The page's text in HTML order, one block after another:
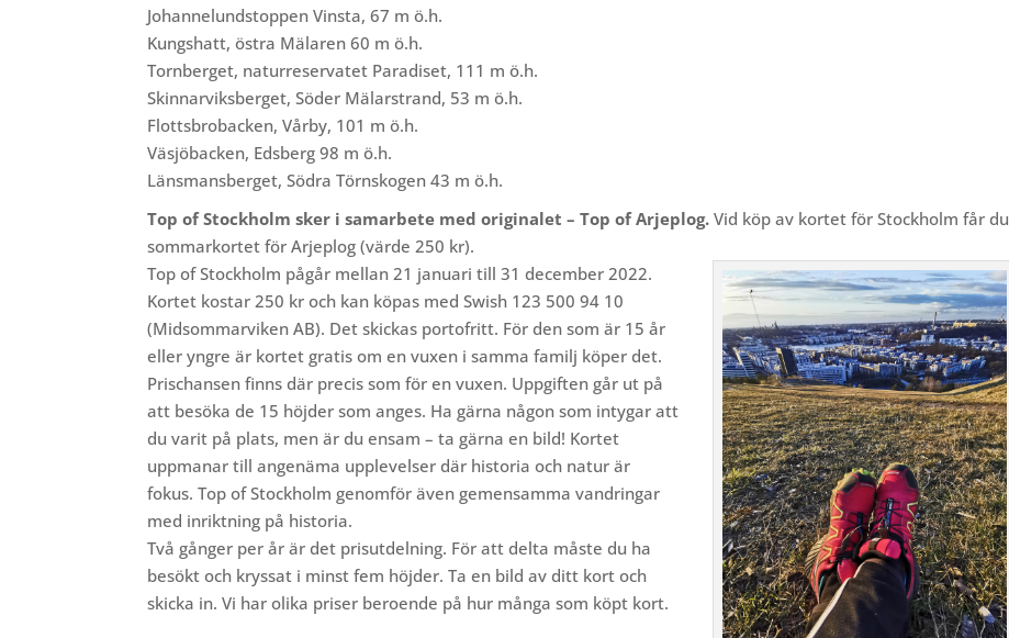
Johannelundstoppen Vinsta, 67 m ö.h.
Kungshatt, östra Mälaren 60 m ö.h.
Tornberget, naturreservatet Paradiset, 111 m ö.h.
Skinnarviksberget, Söder Mälarstrand, 53 m ö.h.
Flottsbrobacken, Vårby, 101 m ö.h.
Väsjöbacken, Edsberg 98 m ö.h.
Länsmansberget, Södra Törnskogen 43 m ö.h.
Top of Stockholm sker i samarbete med originalet – Top of Arjeplog.Vid köp av kortet för Stockholm får du
sommarkortet för Arjeplog (värde 250 kr).
Top of Stockholm pågår mellan 21 januari till 31 december 2022.
Kortet kostar 250 kr och kan köpas med Swish 123 500 94 10
(Midsommarviken AB). Det skickas portofritt. För den som är 15 år
eller yngre är kortet gratis om en vuxen i samma familj köper det.
Prischansen finns där precis som för en vuxen. Uppgiften går ut på
att besöka de 15 höjder som anges. Ha gärna någon som intygar att
du varit på plats, men är du ensam – ta gärna en bild! Kortet
uppmanar till angenäma upplevelser där historia och natur är
fokus. Top of Stockholm genomför även gemensamma vandringar
med inriktning på historia.
Två gånger per år är det prisutdelning. För att delta måste du ha
besökt och kryssat i minst fem höjder. Ta en bild av ditt kort och
skicka in. Vi har olika priser beroende på hur många som köpt kort.